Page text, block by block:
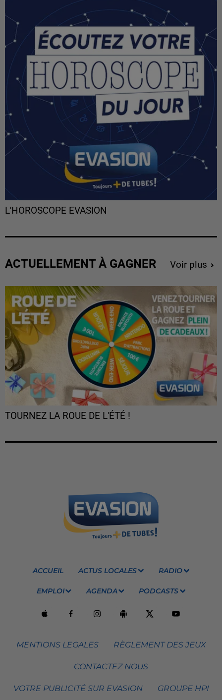
L'HOROSCOPE EVASION
ACTUELLEMENT À GAGNER Voir plus
TOURNEZ LA ROUE DE L'ÉTÉ !
ACCUEIL ACTUS LOCALES RADIO
EMPLOI AGENDA PODCASTS
MENTIONS LEGALES RÈGLEMENT DES JEUX
CONTACTEZ NOUS
VOTRE PUBLICITÉ SUR EVASION GROUPE HPI